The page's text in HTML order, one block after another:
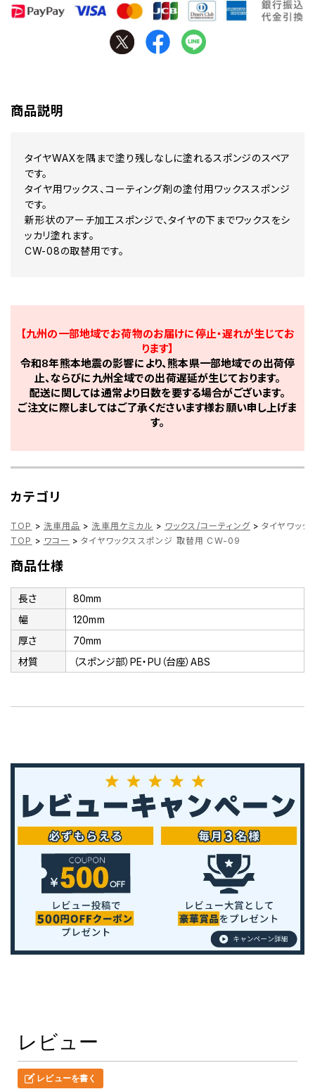
商品説明
タイヤWAXを隅まで塗り残しなしに塗れるスポンジのスペア
です。
タイヤ用ワックス、コーティング剤の塗付用ワックススポンジ
です。
新形状のアーチ加工スポンジで、タイヤの下までワックスをシ
ッカリ塗れます。
CW-08の取替用です。
【九州の一部地域でお荷物のお届けに停止・遅れが生じてお
ります】
令和8年熊本地震の影響により、熊本県一部地域での出荷停
止、ならびに九州全域での出荷遅延が生じております。
配送に関しては通常より日数を要する場合がございます。
ご注文に際しましてはご了承くださいます様お願い申し上げま
す。
カテゴリ
TOP > 洗車用品 > 洗車用ケミカル > ワックス/コーティング > タイヤワッ
TOP > ワコー > タイヤワックススポンジ 取替用 CW-09
商品仕様
長さ
80mm
幅
120mm
厚さ
70mm
材質
（スポンジ部）PE・PU（台座）ABS
レビュー
レビューを書く